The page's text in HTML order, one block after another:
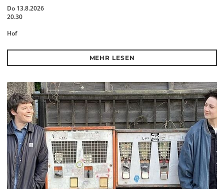
Do 13.8.2026
20.30
Hof
MEHR LESEN